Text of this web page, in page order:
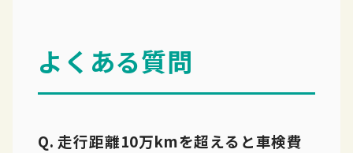
よくある質問
Q. 走行距離10万kmを超えると車検費